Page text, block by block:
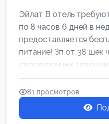
Эйлат В отель
по 8 часов 6 дней в
предоставляется
питание! Зп от 38 шек
сверхурочных,
закон...
81 просмотров